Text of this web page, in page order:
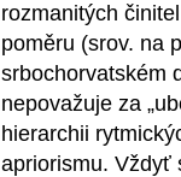
rozmanitých
poměru (srov. na
srbochorvatském
nepovažuje za
hierarchii
apriorismu. Vždyť